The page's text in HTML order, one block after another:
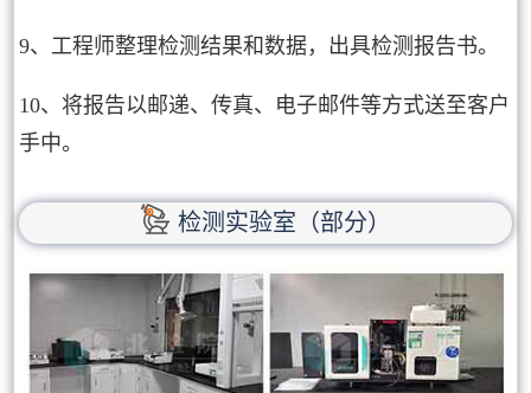
9、工程师整理检测结果和数据，出具检测报告书。
10、将报告以邮递、传真、电子邮件等方式送至客户
手中。
检测实验室（部分）